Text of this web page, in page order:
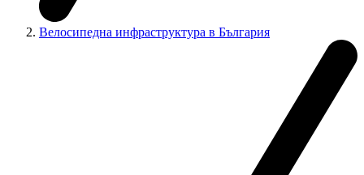
Велосипедна инфраструктура в България